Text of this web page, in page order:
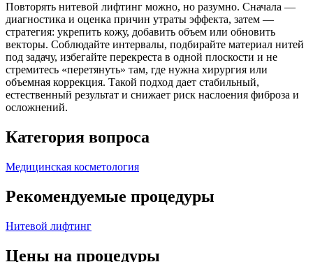
Повторять нитевой лифтинг можно, но разумно. Сначала —
диагностика и оценка причин утраты эффекта, затем —
стратегия: укрепить кожу, добавить объем или обновить
векторы. Соблюдайте интервалы, подбирайте материал нитей
под задачу, избегайте перекреста в одной плоскости и не
стремитесь «перетянуть» там, где нужна хирургия или
объемная коррекция. Такой подход дает стабильный,
естественный результат и снижает риск наслоения фиброза и
осложнений.
Категория вопроса
Медицинская косметология
Рекомендуемые процедуры
Нитевой лифтинг
Цены на процедуры